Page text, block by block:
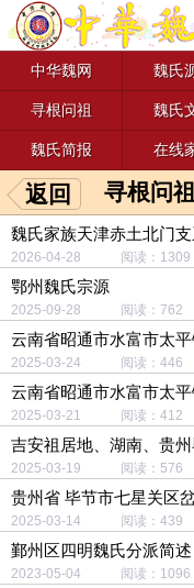
中华魏网 魏氏
寻根问祖 魏氏
魏氏简报 在线
返回 寻根问祖
魏氏家族天津赤土北门支
2026-04-28 阅读：
鄂州魏氏宗源
2025-09-28 阅读：
云南省昭通市水富市太
2025-03-24 阅读：
云南省昭通市水富市太
2025-03-21 阅读：
吉安祖居地、湖南、贵
2025-03-19 阅读：
贵州省 毕节市七星关区
2025-03-14 阅读：
鄞州区四明魏氏分派简述
2023-05-04 阅读：